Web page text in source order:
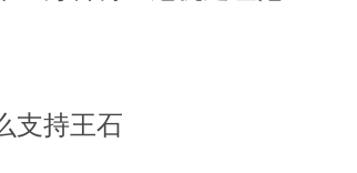
支持王石